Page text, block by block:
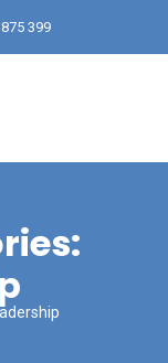
399